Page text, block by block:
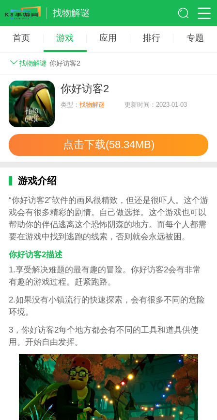
找物解谜
首页 游戏 应用 排行 专题
找物解谜 你好访客2
你好访客2
类型：找物解谜 更新时间：2023-01-03
点击下载(58.34MB)
游戏介绍
“你好访客2”软件的画风很精致，但还是很吓人。这个游
戏会有很多精彩的剧情。自己做选择。这个游戏也可以
帮助你的伴侣逃离这个恐怖阴森的地方。而每个人都需
要在游戏中找到逃跑的线索，否则就会永远被困。
你好访客2描述
1.享受解决难题的最有趣的冒险。你好访客2会有非常
有趣的游戏过程。赶紧跑路。
2.如果没有小镇流行的快速探索，会有很多不同的危险
环境。
3，你好访客2每个地方都会有不同的工具和道具供使
用。开始自由发挥。